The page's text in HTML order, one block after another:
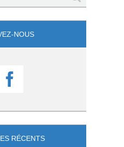
NOUS

RÉCENTS